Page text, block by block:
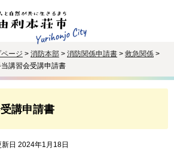
ページ > 消防本部 > 消防関係申請書 > 救急関係 >
当講習会受講申請書
講申請書
日 2024年1月18日